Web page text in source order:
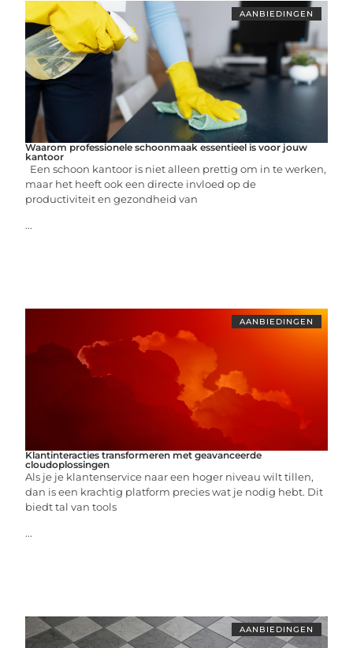
AANBIEDINGEN
Waarom professionele schoonmaak essentieel is voor jouw
kantoor
Een schoon kantoor is niet alleen prettig om in te werken,
maar het heeft ook een directe invloed op de
productiviteit en gezondheid van
...
AANBIEDINGEN
Klantinteracties transformeren met geavanceerde
cloudoplossingen
Als je je klantenservice naar een hoger niveau wilt tillen,
dan is een krachtig platform precies wat je nodig hebt. Dit
biedt tal van tools
...
AANBIEDINGEN